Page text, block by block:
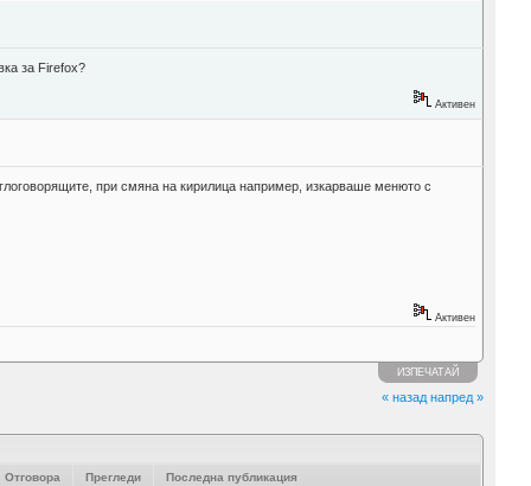
за Firefox?
Активен
при смяна на кирилица например, изкарваше менюто с
Активен
ИЗПЕЧАТАЙ
« назад напред »
Отговора Прегледи Последна публикация